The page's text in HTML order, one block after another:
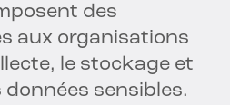
des
aux organisations
le stockage et
sensibles.